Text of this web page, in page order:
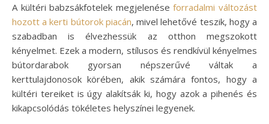
A kültéri babzsákfotelek megjelenéseforradalmi változást
hozott a kerti bútorok piacán, mivel lehetővé teszik, hogy a
szabadban is élvezhessük az otthon megszokott
kényelmet. Ezek a modern, stílusos és rendkívül kényelmes
bútordarabok gyorsan népszerűvé váltak a
kerttulajdonosok körében, akik számára fontos, hogy a
kültéri tereiket is úgy alakítsák ki, hogy azok a pihenés és
kikapcsolódás tökéletes helyszínei legyenek.